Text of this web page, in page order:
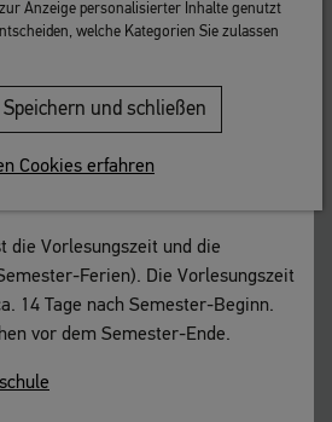
(WiSe) geht an den meisten
(SoSe) geht an den meisten
1.4. bis 30.9.
und endet das Semester oft je
die Vorlesungszeit und die
Ferien). Die Vorlesungszeit
14 Tage nach Semester-Beginn.
vor dem Semester-Ende.
Anzeige personalisierter Inhalte genutzt
welche Kategorien Sie zulassen
Speichern und schließen
Cookies erfahren